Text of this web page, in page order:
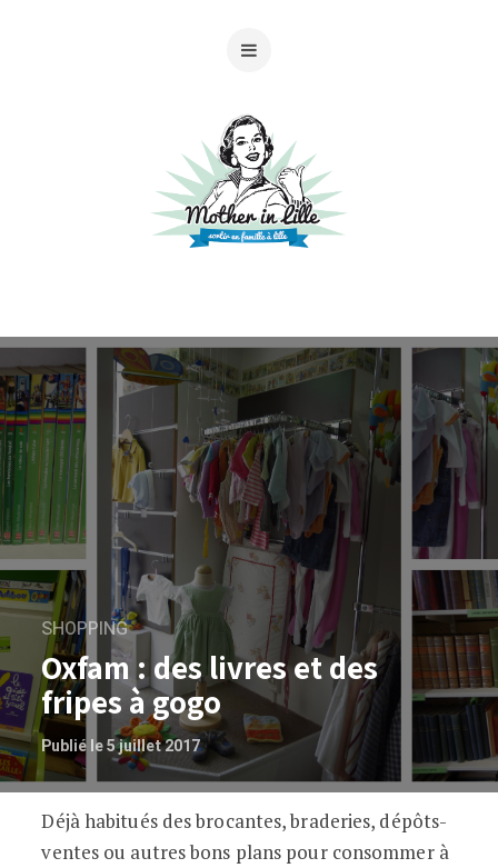
SHOPPING
Oxfam : des livres et des
fripes à gogo
Publié le 5 juillet 2017
Oxfam : des livres et des fripes à gogo
Déjà habitués des brocantes, braderies, dépôts-
ventes ou autres bons plans pour consommer à